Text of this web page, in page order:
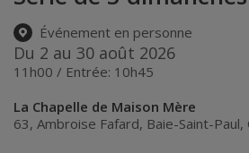
Événement en personne
Du 2 au 30 août 2026
11h00 / Entrée: 10h45
La Chapelle de Maison Mère
63, Ambroise Fafard, Baie-Saint-Paul,